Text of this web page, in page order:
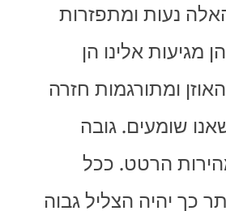
נעות ומתפזרות
אלינו הן
ומתורגמות חזרה
שומעים. גובה
הרטט. ככל
כך יהיה הצליל גבוה